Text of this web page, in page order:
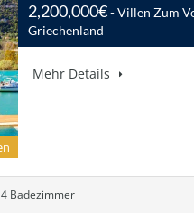
2,200,000€- Villen Zum
Griechenland
Mehr Details
4 Badezimmer